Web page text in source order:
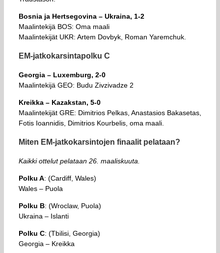
Bosnia ja Hertsegovina – Ukraina, 1-2
Maalintekijä BOS: Oma maali
Maalintekijät UKR: Artem Dovbyk, Roman Yaremchuk.
EM-jatkokarsintapolku C
Georgia – Luxemburg, 2-0
Maalintekijä GEO: Budu Zivzivadze 2
Kreikka – Kazakstan, 5-0
Maalintekijät GRE: Dimitrios Pelkas, Anastasios Bakasetas,
Fotis Ioannidis, Dimitrios Kourbelis, oma maali.
Miten EM-jatkokarsintojen finaalit pelataan?
Kaikki ottelut pelataan 26. maaliskuuta.
Polku A: (Cardiff, Wales)
Wales – Puola
Polku B: (Wroclaw, Puola)
Ukraina – Islanti
Polku C: (Tbilisi, Georgia)
Georgia – Kreikka